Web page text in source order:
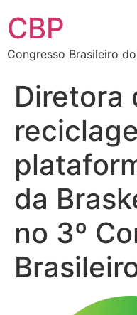
CBP
Congresso Brasileiro
Diretora
da
no 3º